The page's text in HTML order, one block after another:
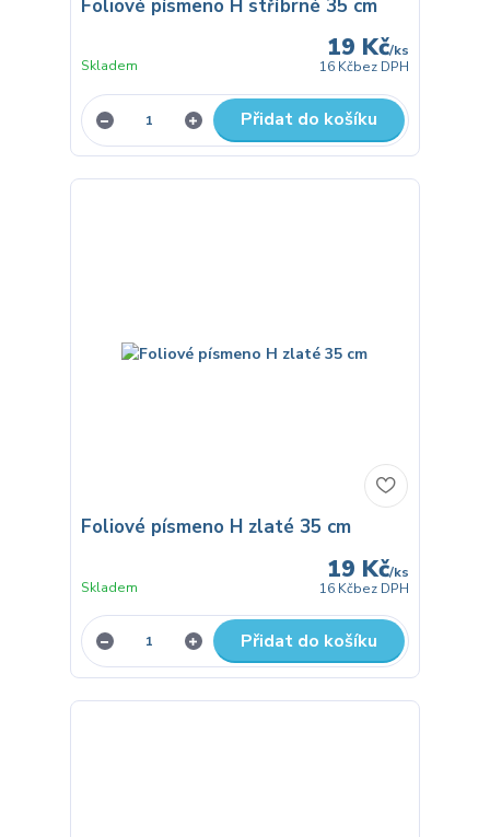
Foliové písmeno H stříbrné 35 cm
19 Kč/ks
16 Kčbez DPH
Skladem
Přidat do košíku
Foliové písmeno H zlaté 35 cm
19 Kč/ks
16 Kčbez DPH
Skladem
Přidat do košíku